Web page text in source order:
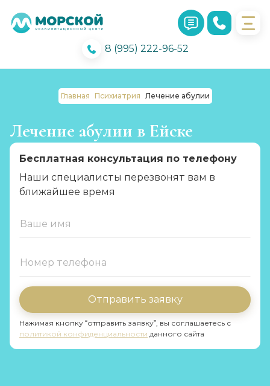
8 (995) 222-96-52
Главная Психиатрия Лечение абулии
Лечение абулии в Ейске
Бесплатная консультация по телефону
Наши специалисты перезвонят вам в
ближайшее время
Отправить заявку
Нажимая кнопку “отправить заявку”, вы соглашаетесь с
политикой конфиденциальности данного сайта